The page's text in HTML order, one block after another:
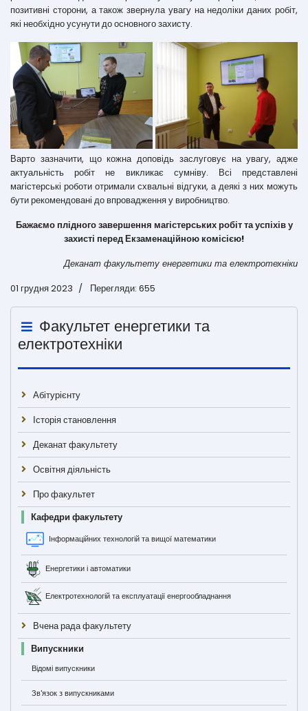
позитивні сторони, а також звернула увагу на недоліки даних робіт,
які необхідно усунути до основного захисту.
Варто зазначити, що кожна доповідь заслуговує на увагу, адже
актуальність робіт не викликає сумніву. Всі представлені
магістерські роботи отримали схвальні відгуки, а деякі з них можуть
бути рекомендовані до впровадження у виробництво.
Бажаємо плідного завершення магістерських робіт та успіхів у
захисті перед Екзаменаційною комісією!
Деканат факультету енергетики та електротехніки
01 грудня 2023
Перегляди: 655
Факультет енергетики та
електротехніки
Абітурієнту
Історія становлення
Деканат факультету
Освітня діяльність
Про факультет
Кафедри факультету
Інформаційних технологій та вищої математики
Енергетики і автоматики
Електротехнологій та експлуатації енергообладнання
Вчена рада факультету
Випускники
Відомі випускники
Зв'язок з випускниками